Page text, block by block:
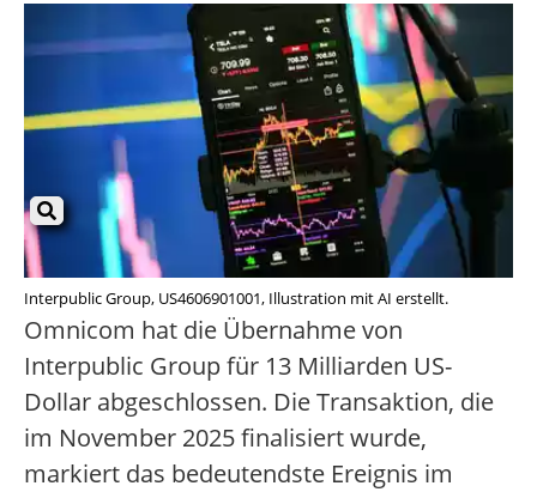
Interpublic Group, US4606901001, Illustration mit AI erstellt.
Omnicom hat die Übernahme von
Interpublic Group für 13 Milliarden US-
Dollar abgeschlossen. Die Transaktion, die
im November 2025 finalisiert wurde,
markiert das bedeutendste Ereignis im